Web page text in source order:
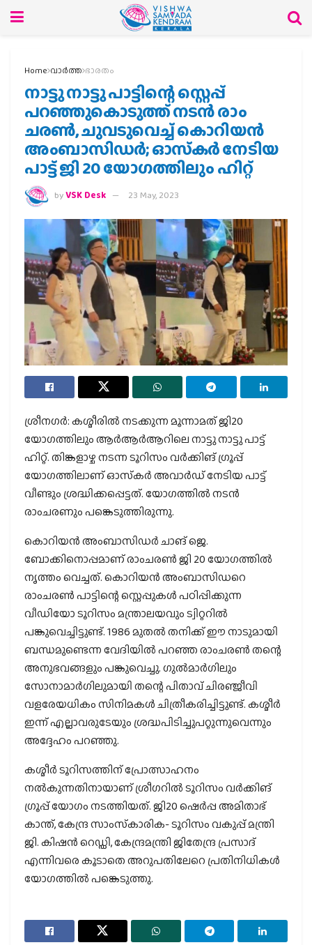
Home വാര്‍ത്ത ഭാരതം
നാട്ടു നാട്ടു പാട്ടിന്റെ സ്റ്റെപ്പ്
പറഞ്ഞുകൊടുത്ത് നടൻ രാം
ചരൺ‍, ചുവടുവെച്ച് കൊറിയ‍ൻ
അംബാസിഡർ; ഓസ്‌കർ നേടിയ
പാട്ട് ജി 20 യോഗത്തിലും ഹിറ്റ്
byVSK Desk 23 May, 2023
ശ്രീനഗര്‍: കശ്മീരില്‍ നടക്കുന്ന മൂന്നാമത് ജി20
യോഗത്തിലും ആര്‍ആര്‍ആറിലെ നാട്ടു നാട്ടു പാട്ട്
ഹിറ്റ്. തിങ്കളാഴ്ച നടന്ന ടൂറിസം വര്‍ക്കിങ് ഗ്രൂപ്പ്
യോഗത്തിലാണ് ഓസ്‌കര്‍ അവാര്‍ഡ് നേടിയ പാട്ട്
വീണ്ടും ശ്രദ്ധിക്കപ്പെട്ടത്. യോഗത്തില്‍ നടന്‍
രാംചരണും പങ്കെടുത്തിരുന്നു.
കൊറിയന്‍ അംബാസിഡര്‍ ചാങ് ജെ.
ബോക്കിനൊപ്പമാണ് രാംചരണ്‍ ജി 20 യോഗത്തില്‍
നൃത്തം വെച്ചത്. കൊറിയന്‍ അംബാസിഡറെ
രാംചരണ്‍ പാട്ടിന്റെ സ്റ്റെപ്പുകള്‍ പഠിപ്പിക്കുന്ന
വീഡിയോ ടൂറിസം മന്ത്രാലയവും ട്വിറ്ററില്‍
പങ്കുവെച്ചിട്ടുണ്ട്. 1986 മുതല്‍ തനിക്ക് ഈ നാടുമായി
ബന്ധമുണ്ടെന്ന വേദിയില്‍ പറഞ്ഞ രാംചരണ്‍ തന്റെ
അനുഭവങ്ങളും പങ്കുവെച്ചു. ഗുല്‍മാര്‍ഗിലും
സോനാമാര്‍ഗിലുമായി തന്റെ പിതാവ് ചിരഞ്ജീവി
വളരേയധികം സിനിമകള്‍ ചിത്രീകരിച്ചിട്ടുണ്ട്. കശ്മീര്‍
ഇന്ന് എല്ലാവരുടേയും ശ്രദ്ധപിടിച്ചുപറ്റുന്നുവെന്നും
അദ്ദേഹം പറഞ്ഞു.
കശ്മീര്‍ ടൂറിസത്തിന് പ്രോത്സാഹനം
നല്‍കുന്നതിനായാണ് ശ്രീഗറില്‍ ടൂറിസം വര്‍ക്കിങ്
ഗ്രൂപ്പ് യോഗം നടത്തിയത്. ജി20 ഷെര്‍പ്പ അമിതാഭ്
കാന്ത്, കേന്ദ്ര സാംസ്‌കാരിക- ടൂറിസം വകുപ്പ് മന്ത്രി
ജി. കിഷന്‍ റെഡ്ഡി, കേന്ദ്രമന്ത്രി ജിതേന്ദ്ര പ്രസാദ്
എന്നിവരെ കൂടാതെ അറുപതിലേറെ പ്രതിനിധികള്‍
യോഗത്തില്‍ പങ്കെടുത്തു.